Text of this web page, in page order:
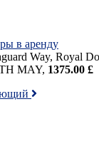
в аренду
Way, Royal
MAY, 1375.00 £